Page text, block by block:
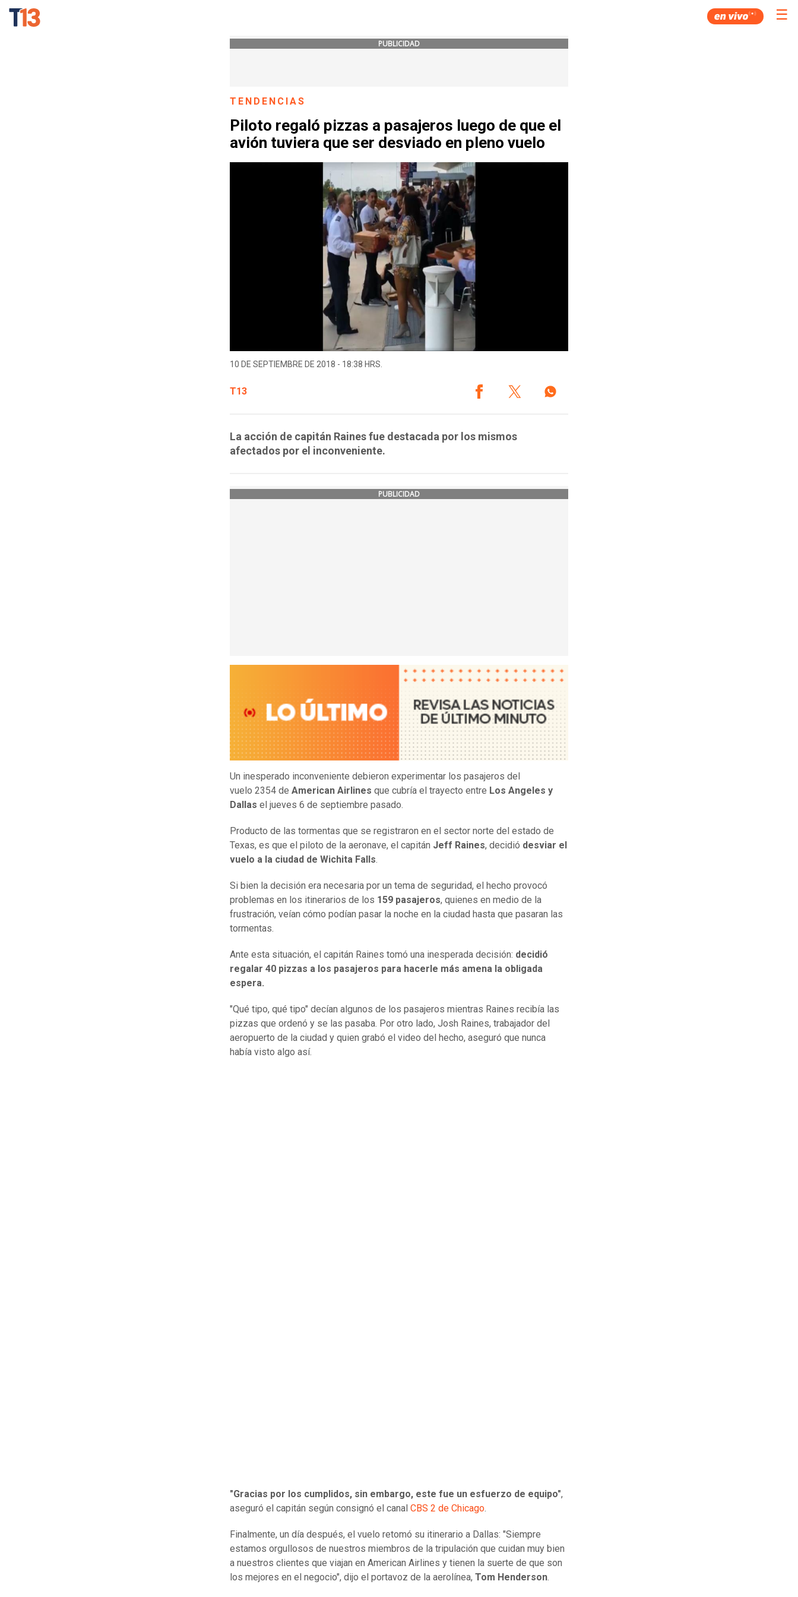
☰
PUBLICIDAD
TENDENCIAS
Piloto regaló pizzas a pasajeros luego de que el
avión tuviera que ser desviado en pleno vuelo
10 DE SEPTIEMBRE DE 2018 - 18:38 HRS.
T13
La acción de capitán Raines fue destacada por los mismos
afectados por el inconveniente.
PUBLICIDAD
Un inesperado inconveniente debieron experimentar los pasajeros del
vuelo 2354 de American Airlines que cubría el trayecto entre Los Angeles y
Dallas el jueves 6 de septiembre pasado.
Producto de las tormentas que se registraron en el sector norte del estado de
Texas, es que el piloto de la aeronave, el capitán Jeff Raines, decidió desviar el
vuelo a la ciudad de Wichita Falls.
Si bien la decisión era necesaria por un tema de seguridad, el hecho provocó
problemas en los itinerarios de los 159 pasajeros, quienes en medio de la
frustración, veían cómo podían pasar la noche en la ciudad hasta que pasaran las
tormentas.
Ante esta situación, el capitán Raines tomó una inesperada decisión: decidió
regalar 40 pizzas a los pasajeros para hacerle más amena la obligada
espera.
"Qué tipo, qué tipo" decían algunos de los pasajeros mientras Raines recibía las
pizzas que ordenó y se las pasaba. Por otro lado, Josh Raines, trabajador del
aeropuerto de la ciudad y quien grabó el video del hecho, aseguró que nunca
había visto algo así.
"Gracias por los cumplidos, sin embargo, este fue un esfuerzo de equipo",
aseguró el capitán según consignó el canal CBS 2 de Chicago.
Finalmente, un día después, el vuelo retomó su itinerario a Dallas: "Siempre
estamos orgullosos de nuestros miembros de la tripulación que cuidan muy bien
a nuestros clientes que viajan en American Airlines y tienen la suerte de que son
los mejores en el negocio", dijo el portavoz de la aerolínea, Tom Henderson.